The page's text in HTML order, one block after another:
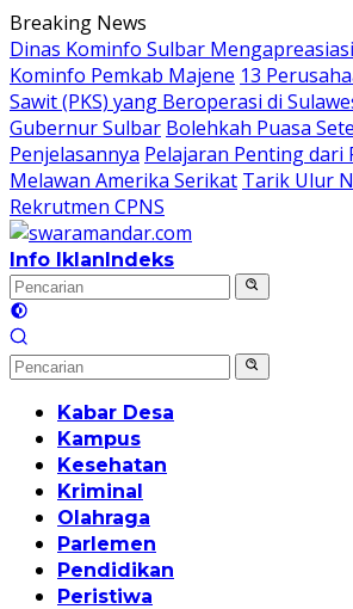
Langsung
ke
konten
Breaking News
Dinas Kominfo Sulbar
Kominfo Pemkab Majene 13
Sawit (PKS) yang Beroperasi di
Gubernur Sulbar Bolehkah Puasa
Penjelasannya Pelajaran Penting dari
Melawan Amerika Serikat Tarik Ulur
Rekrutmen CPNS
Info IklanIndeks
Kabar Desa
Kampus
Kesehatan
Kriminal
Olahraga
Parlemen
Pendidikan
Peristiwa